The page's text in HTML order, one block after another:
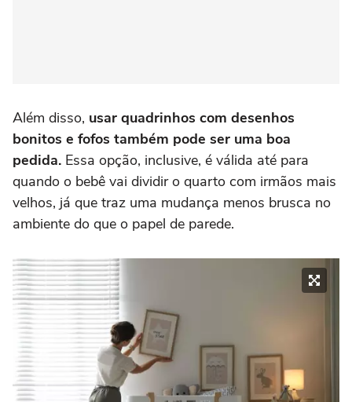
Além disso, usar quadrinhos com desenhos
bonitos e fofos também pode ser uma boa
pedida. Essa opção, inclusive, é válida até para
quando o bebê vai dividir o quarto com irmãos mais
velhos, já que traz uma mudança menos brusca no
ambiente do que o papel de parede.